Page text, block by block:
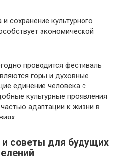
и сохранение культурного
экономической
проводится фестиваль
горы и духовные
единение человека с
культурные проявления
адаптации к жизни в
и советы для будущих